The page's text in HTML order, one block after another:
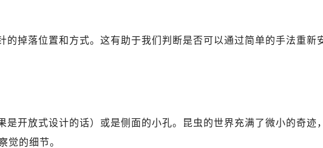
王大厦12楼1224室（需提前预约）
33号亨特国际金融中心14楼14D（需提前预约）
的掉落位置和方式。这有助于我们判断是否可以通过简单的手法重新
是开放式设计的话）或是侧面的小孔。昆虫的世界充满了微小的奇迹
觉的细节。